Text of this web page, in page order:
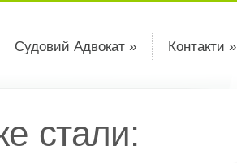
Судовий Адвокат » Контакти »
стали: